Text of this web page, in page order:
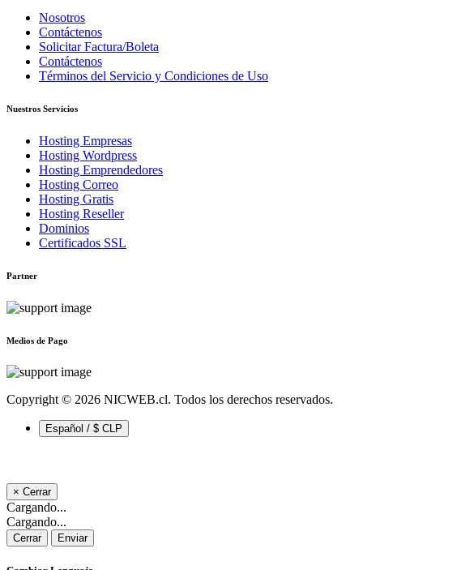
Nosotros
Contáctenos
Solicitar Factura/Boleta
Contáctenos
Términos del Servicio y Condiciones de Uso
Nuestros Servicios
Hosting Empresas
Hosting Wordpress
Hosting Emprendedores
Hosting Correo
Hosting Gratis
Hosting Reseller
Dominios
Certificados SSL
Partner
Medios de Pago
Copyright © 2026 NICWEB.cl. Todos los derechos reservados.
Español / $ CLP
× Cerrar
Cargando...
Cargando...
Cerrar Enviar